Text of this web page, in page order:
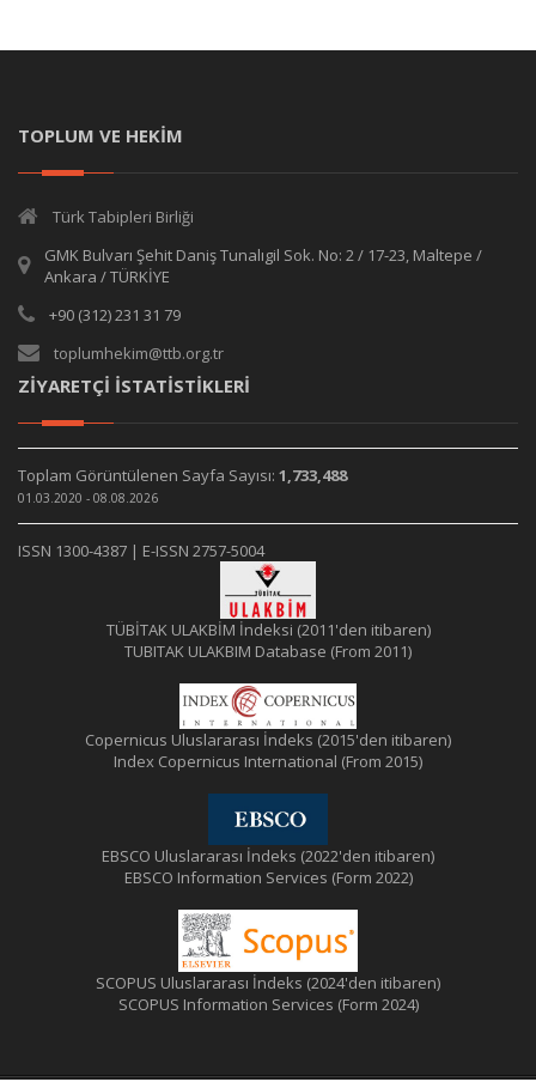
TOPLUM VE HEKİM
Türk Tabipleri Birliği
GMK Bulvarı Şehit Daniş Tunalıgil Sok. No: 2 / 17-23, Maltepe /
Ankara / TÜRKİYE
+90 (312) 231 31 79
toplumhekim@ttb.org.tr
ZİYARETÇİ İSTATİSTİKLERİ
Toplam Görüntülenen Sayfa Sayısı: 1,733,488
01.03.2020 - 08.08.2026
ISSN 1300-4387 | E-ISSN 2757-5004
TÜBİTAK ULAKBİM İndeksi (2011'den itibaren)
TUBITAK ULAKBIM Database (From 2011)
Copernicus Uluslararası İndeks (2015'den itibaren)
Index Copernicus International (From 2015)
EBSCO Uluslararası İndeks (2022'den itibaren)
EBSCO Information Services (Form 2022)
SCOPUS Uluslararası İndeks (2024'den itibaren)
SCOPUS Information Services (Form 2024)